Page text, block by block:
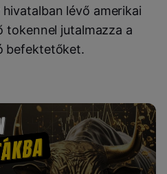
lévő amerikai
tokennel jutalmazza a
befektetőket.